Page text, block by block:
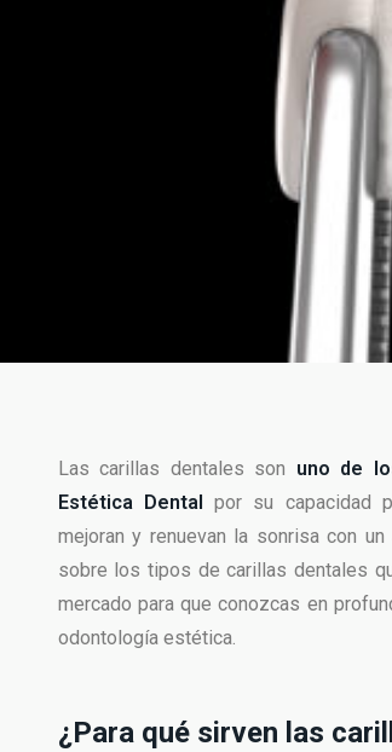
Las carillas dentales son uno de
Estética Dentalpor su capacidad
mejoran y renuevan la sonrisa con un
sobre los tipos de carillas dentales
mercado para que conozcas en
odontología estética.
¿Para qué sirven las